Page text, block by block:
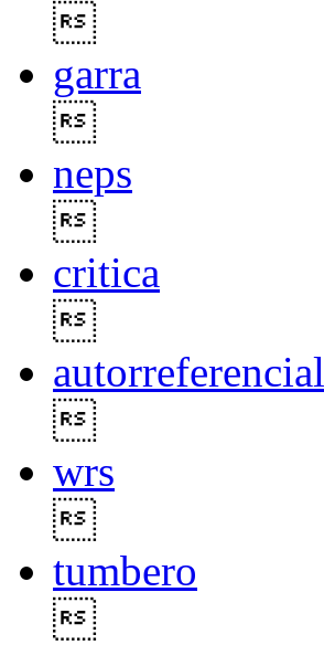
garra
neps
critica
autorreferencial
wrs
tumbero